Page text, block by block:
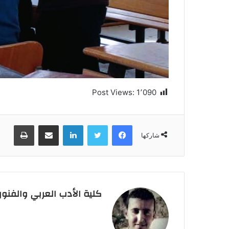
Post Views: 1٬090
شاركها
فيسبوك تويتر لينكدإن مشاركة عبر البريد
كلية الأدب العربي